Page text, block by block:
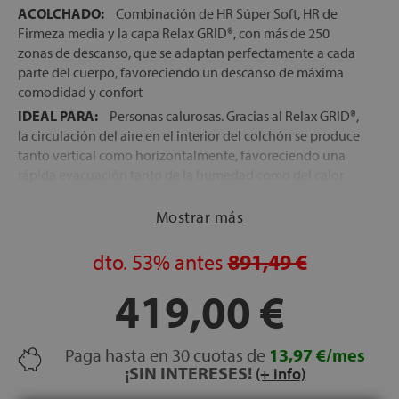
ACOLCHADO:
Combinación de HR Súper Soft, HR de
Firmeza media y la capa Relax GRID®, con más de 250
zonas de descanso, que se adaptan perfectamente a cada
parte del cuerpo, favoreciendo un descanso de máxima
comodidad y confort
IDEAL PARA:
Personas calurosas. Gracias al Relax GRID®,
la circulación del aire en el interior del colchón se produce
tanto vertical como horizontalmente, favoreciendo una
TECNOLOGÍA RELAX GRID®: Tecnología patentada por
densidad y máxima flexibilidad, que actúan como micro-
muelles que se adaptan perfectamente a cada zona del
cuerpo, favoreciendo el perfecto alineamiento de la
columna en cualquier postura de descanso
durmientes
Bloque de espumación Intense, de alta
Mostrar más
dto. 53% antes891,49 €
419,00 €
Paga hasta en 30 cuotas de 13,97 €/mes
¡SIN INTERESES! (+ info)